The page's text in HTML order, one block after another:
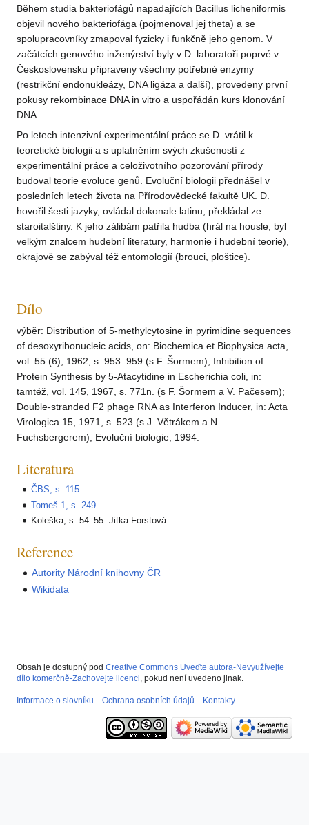
Během studia bakteriofágů napadajících Bacillus licheniformis
objevil nového bakteriofága (pojmenoval jej theta) a se
spolupracovníky zmapoval fyzicky i funkčně jeho genom. V
začátcích genového inženýrství byly v D. laboratoři poprvé v
Československu připraveny všechny potřebné enzymy
(restrikční endonukleázy, DNA ligáza a další), provedeny první
pokusy rekombinace DNA in vitro a uspořádán kurs klonování
DNA.
Po letech intenzivní experimentální práce se D. vrátil k
teoretické biologii a s uplatněním svých zkušeností z
experimentální práce a celoživotního pozorování přírody
budoval teorie evoluce genů. Evoluční biologii přednášel v
posledních letech života na Přírodovědecké fakultě UK. D.
hovořil šesti jazyky, ovládal dokonale latinu, překládal ze
staroitalštiny. K jeho zálibám patřila hudba (hrál na housle, byl
velkým znalcem hudební literatury, harmonie i hudební teorie),
okrajově se zabýval též entomologií (brouci, ploštice).
Dílo
výběr: Distribution of 5-methylcytosine in pyrimidine sequences
of desoxyribonucleic acids, on: Biochemica et Biophysica acta,
vol. 55 (6), 1962, s. 953–959 (s F. Šormem); Inhibition of
Protein Synthesis by 5-Atacytidine in Escherichia coli, in:
tamtéž, vol. 145, 1967, s. 771n. (s F. Šormem a V. Pačesem);
Double-stranded F2 phage RNA as Interferon Inducer, in: Acta
Virologica 15, 1971, s. 523 (s J. Větrákem a N.
Fuchsbergerem); Evoluční biologie, 1994.
Literatura
ČBS, s. 115
Tomeš 1, s. 249
Koleška, s. 54–55. Jitka Forstová
Reference
Autority Národní knihovny ČR
Wikidata
Obsah je dostupný pod Creative Commons Uveďte autora-Nevyužívejte
dílo komerčně-Zachovejte licenci, pokud není uvedeno jinak.
Informace o slovníku Ochrana osobních údajů Kontakty